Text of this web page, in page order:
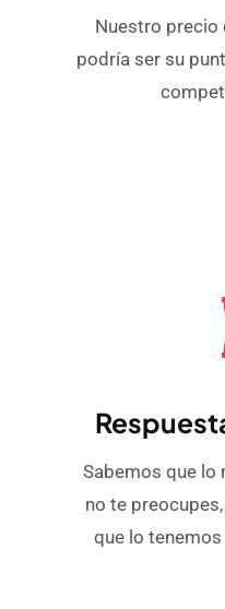
Nuestro
podría ser su
Sabemos que lo
no te
que lo